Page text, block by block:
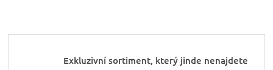
Exkluzivní sortiment, který jinde nenajdete